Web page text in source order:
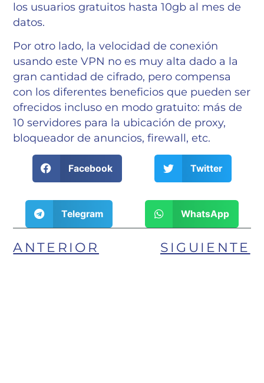
los usuarios gratuitos hasta 10gb al mes de
datos.
Por otro lado, la velocidad de conexión
usando este VPN no es muy alta dado a la
gran cantidad de cifrado, pero compensa
con los diferentes beneficios que pueden ser
ofrecidos incluso en modo gratuito: más de
10 servidores para la ubicación de proxy,
bloqueador de anuncios, firewall, etc.
Facebook Twitter
Telegram WhatsApp
ANTERIOR SIGUIENTE